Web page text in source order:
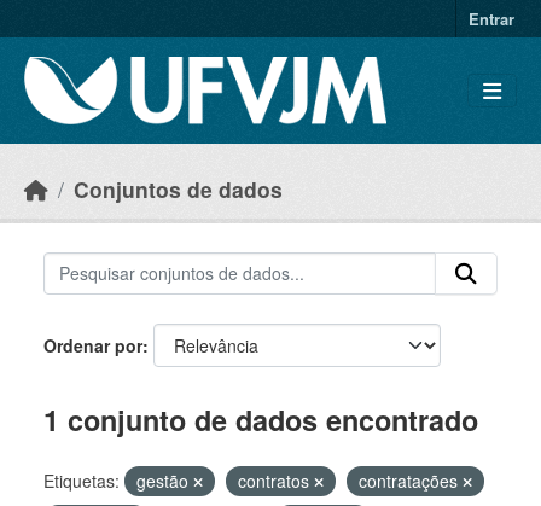
Entrar
Conjuntos de dados
Ordenar por
1 conjunto de dados encontrado
Etiquetas: gestão contratos
contratações